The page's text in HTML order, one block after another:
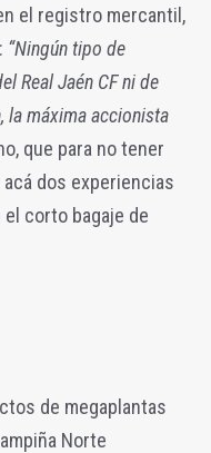
el registro mercantil,
“Ningún tipo de
Real Jaén CF ni de
la máxima accionista
que para no tener
dos experiencias
corto bagaje de
de megaplantas
Norte